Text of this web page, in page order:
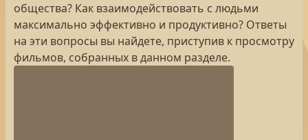
общества? Как взаимодействовать с людьми
максимально эффективно и продуктивно? Ответы
на эти вопросы вы найдете, приступив к просмотру
фильмов, собранных в данном разделе.